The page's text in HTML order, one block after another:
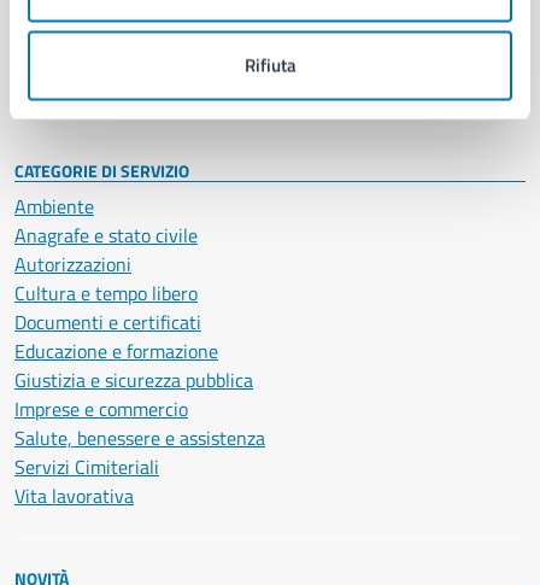
Rifiuta
Personale amministrativo
CATEGORIE DI SERVIZIO
Ambiente
Anagrafe e stato civile
Autorizzazioni
Cultura e tempo libero
Documenti e certificati
Educazione e formazione
Giustizia e sicurezza pubblica
Imprese e commercio
Salute, benessere e assistenza
Servizi Cimiteriali
Vita lavorativa
NOVITÀ